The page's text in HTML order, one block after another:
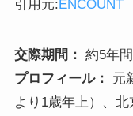
引用元: ENCOUNT
交際期間： 約5年
プロフィール：
元
より1歳年上）、